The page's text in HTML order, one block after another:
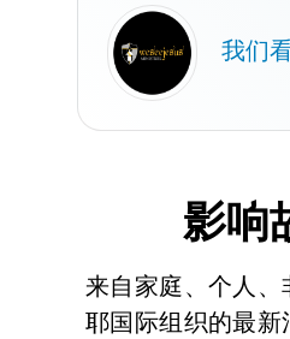
我们
影响
来自家庭、个人、
耶国际组织的最新